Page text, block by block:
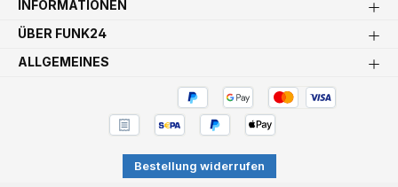
INFORMATIONEN
ÜBER FUNK24
ALLGEMEINES
Bestellung widerrufen